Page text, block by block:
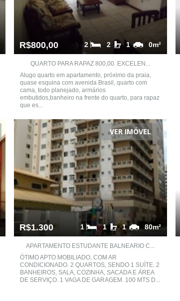
R$800,00 0m²
1
2
2
QUARTO PARA RAPAZ 800,00. EXCELEN...
Alugo quarto em apartamento, próximo da praia,
quase esquina com avenida Brasil, quarto com
cama, todo planejado, armários
embutidos,banheiro na frente do quarto, para rapaz
que es...
VER IMÓVEL
R$1.300 80m²
1
1
1
APARTAMENTO ESTUDANTE BALNEARIO C...
ÓTIMO APTO MOBILIADO, COM AR
CONDICIONADO. 2 QUARTOS, SENDO 1 SUÍTE. 2
BANHEIROS, SALA, COZINHA, SACADA E ÁREA
DE SERVIÇO. 1 VAGA DE GARAGEM. 100 MTS D...